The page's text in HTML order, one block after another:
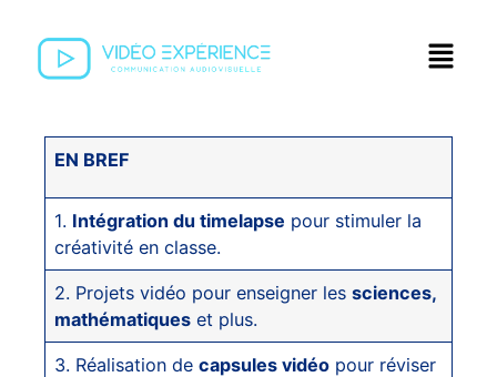
EN BREF
1. Intégration du timelapse pour stimuler la
créativité en classe.
2. Projets vidéo pour enseigner lessciences,
mathématiques et plus.
3. Réalisation decapsules vidéo pour réviser